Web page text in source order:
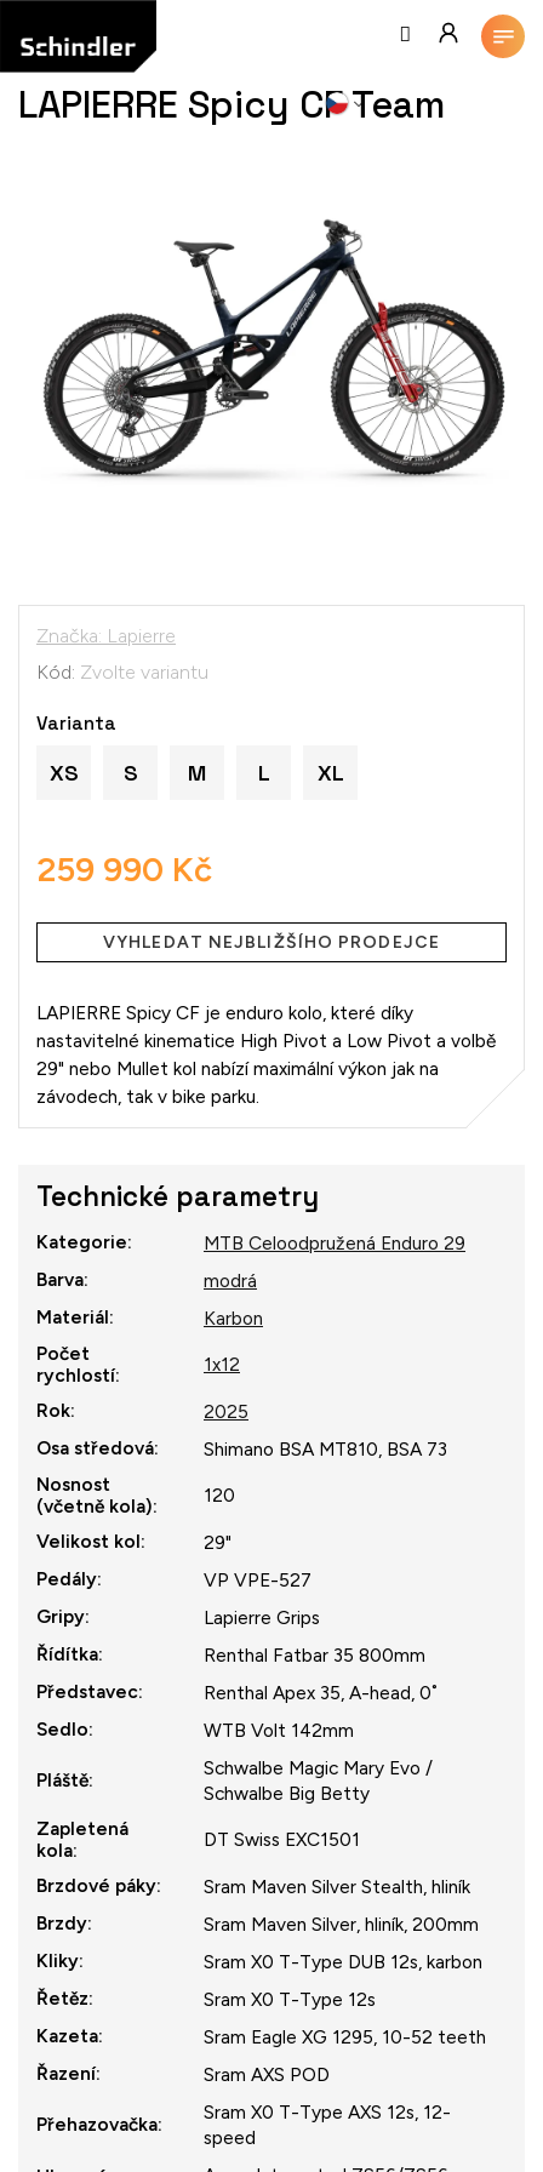
obsah
LAPIERRE Spicy CF Team
Značka: Lapierre
Kód: Zvolte variantu
259 990 Kč
cena:
VYHLEDAT NEJBLIŽŠÍHO PRODEJCE
Varianta
XS S M L XL
LAPIERRE Spicy CF je enduro kolo, které díky
nastavitelné kinematice High Pivot a Low Pivot a volbě
29" nebo Mullet kol nabízí maximální výkon jak na
závodech, tak v bike parku.
Technické parametry
Kategorie:
MTB Celoodpružená Enduro 29
Barva:
modrá
Materiál:
Karbon
Počet
rychlostí:
1x12
Rok:
2025
Osa středová:
Shimano BSA MT810, BSA 73
Nosnost
(včetně kola):
120
Velikost kol:
29"
Pedály:
VP VPE-527
Gripy:
Lapierre Grips
Řídítka:
Renthal Fatbar 35 800mm
Představec:
Renthal Apex 35, A-head, 0˚
Sedlo: WTB Volt 142mm
Pláště:
Schwalbe Magic Mary Evo /
Schwalbe Big Betty
Zapletená
kola:
DT Swiss EXC1501
Brzdové páky:
Sram Maven Silver Stealth, hliník
Brzdy:
Sram Maven Silver, hliník, 200mm
Kliky:
Sram X0 T-Type DUB 12s, karbon
Řetěz:
Sram X0 T-Type 12s
Kazeta:
Sram Eagle XG 1295, 10-52 teeth
Řazení: Sram AXS POD
Přehazovačka:
Sram X0 T-Type AXS 12s, 12-
speed